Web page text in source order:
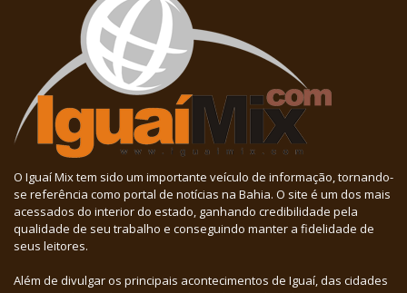
O Iguaí Mix tem sido um importante veículo de informação, tornando-
se referência como portal de notícias na Bahia. O site é um dos mais
acessados do interior do estado, ganhando credibilidade pela
qualidade de seu trabalho e conseguindo manter a fidelidade de
seus leitores.
Além de divulgar os principais acontecimentos de Iguaí, das cidades